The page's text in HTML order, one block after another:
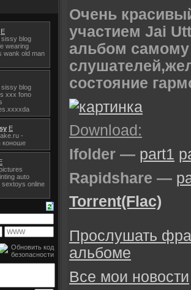
Очень
участием Jai
альбом
состояние
Download:
Ifolder — part1
Rapidshare —
Torrent(Flac)
Прослушать
альбоме
Все мои новости